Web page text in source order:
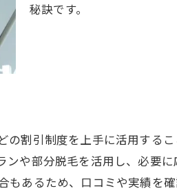
ンズ向け脱毛が大和で広がる理由
学生に人気の脱毛部位とその特
脱毛ならではの効果をメンズ視
払い対応メンズ脱毛のメリッ
を大和で受ける際の注意点
脱毛のリスクと大和市での対
秘訣です。
割引制度を上手に活用する
や部分脱毛を活用し、必要
あるため、口コミや実績を